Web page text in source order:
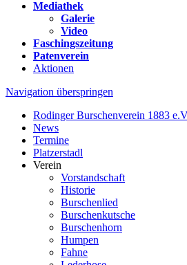
Mediathek
Galerie
Video
Faschingszeitung
Patenverein
Aktionen
Navigation überspringen
Rodinger Burschenverein 1883
News
Termine
Platzerstadl
Verein
Vorstandschaft
Historie
Burschenlied
Burschenkutsche
Burschenhorn
Humpen
Fahne